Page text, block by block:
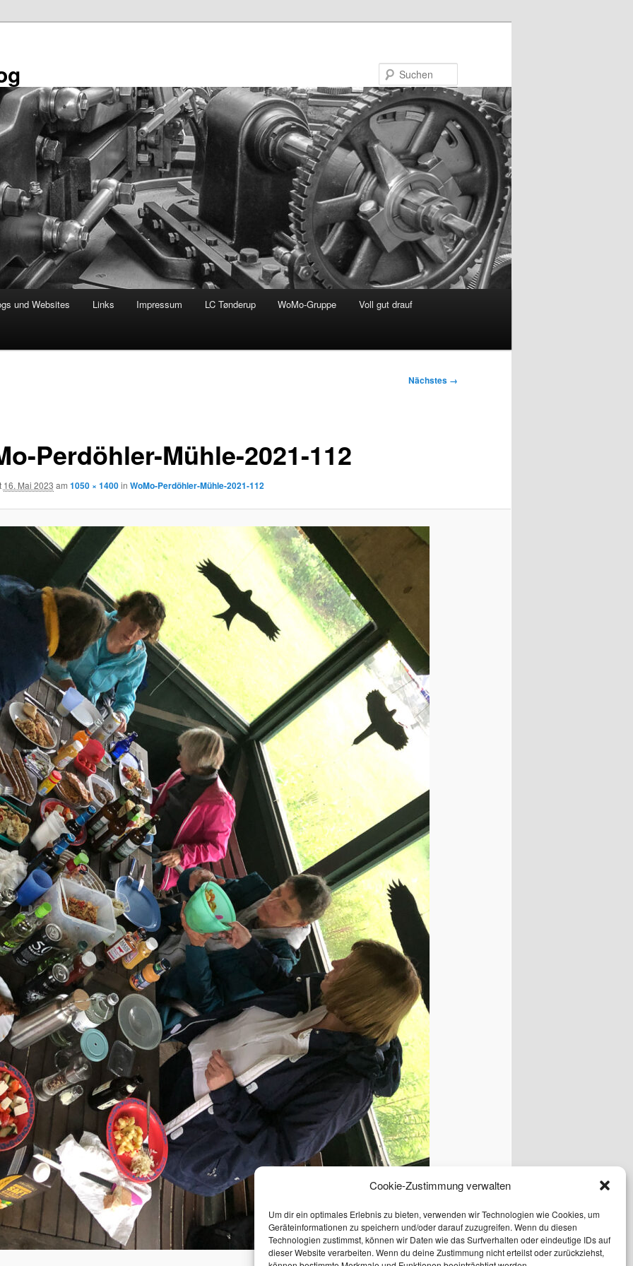
Cookie-Zustimmung verwalten
Um dir ein optimales Erlebnis zu bieten, verwenden wir Technologien wie Cookies, um
Geräteinformationen zu speichern und/oder darauf zuzugreifen. Wenn du diesen
Technologien zustimmst, können wir Daten wie das Surfverhalten oder eindeutige IDs auf
dieser Website verarbeiten. Wenn du deine Zustimmung nicht erteilst oder zurückziehst,
und Websites Links Impressum LC Tønderup WoMo-Gruppe Voll gut drauf
Nächstes →
Perdöhler-Mühle-2021-112
16. Mai 2023 am 1050 × 1400in WoMo-Perdöhler-Mühle-2021-112